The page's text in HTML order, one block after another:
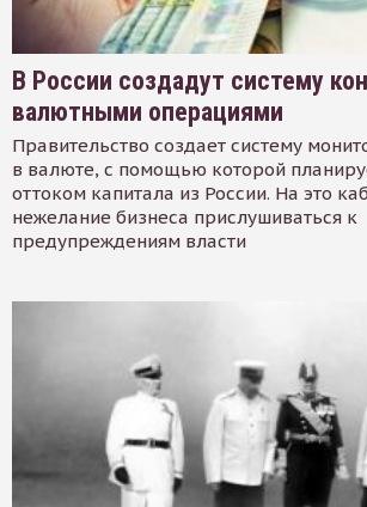
В России создадут систему
валютными операциями
Правительство создает систему
в валюте, с помощью которой
оттоком капитала из России. На это
нежелание бизнеса прислушиваться к
предупреждениям власти